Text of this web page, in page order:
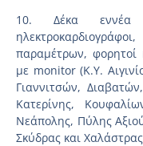
10. Δέκα εννέα
παραμέτρων, φορητοί
με monitor (Κ.Υ.
Γιαννιτσών,
Κατερίνης,
Νεάπολης, Πύλης
Σκύδρας και